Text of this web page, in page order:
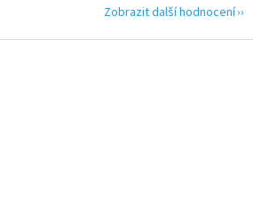
Zobrazit další hodnocení